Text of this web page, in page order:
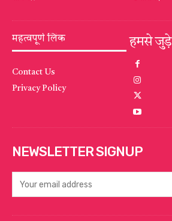
महत्वपूर्ण लिंक
Contact Us
Privacy Policy
हमसे जुड़े
NEWSLETTER SIGNUP